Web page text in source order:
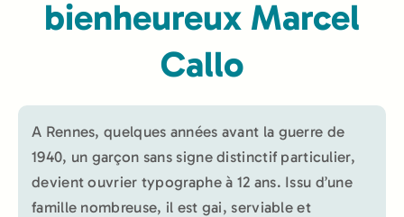
bienheureux Marcel
Callo
A Rennes, quelques années avant la guerre de
1940, un garçon sans signe distinctif particulier,
devient ouvrier typographe à 12 ans. Issu d’une
famille nombreuse, il est gai, serviable et